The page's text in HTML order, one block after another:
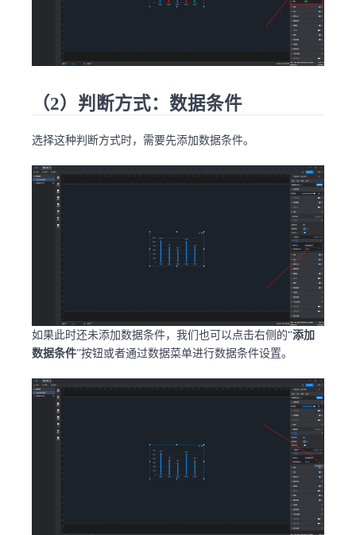
（2）判断方式：数据条件
选择这种判断方式时，需要先添加数据条件。
如果此时还未添加数据条件，我们也可以点击右侧的“添加
数据条件”按钮或者通过数据菜单进行数据条件设置。